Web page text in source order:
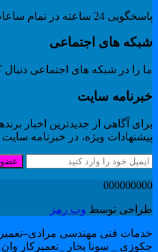
24 ساعته در تمام ساعات روز
های اجتماعی
را در شبکه های اجتماعی دنبال
سایت
آگاهی از جدیدترین اخبار
ویژه، در خبرنامه سایت
توسطوب رمز
فنی مهندسی مرادی–تعمیر
_ سونا بخار _تعمیرکار وان